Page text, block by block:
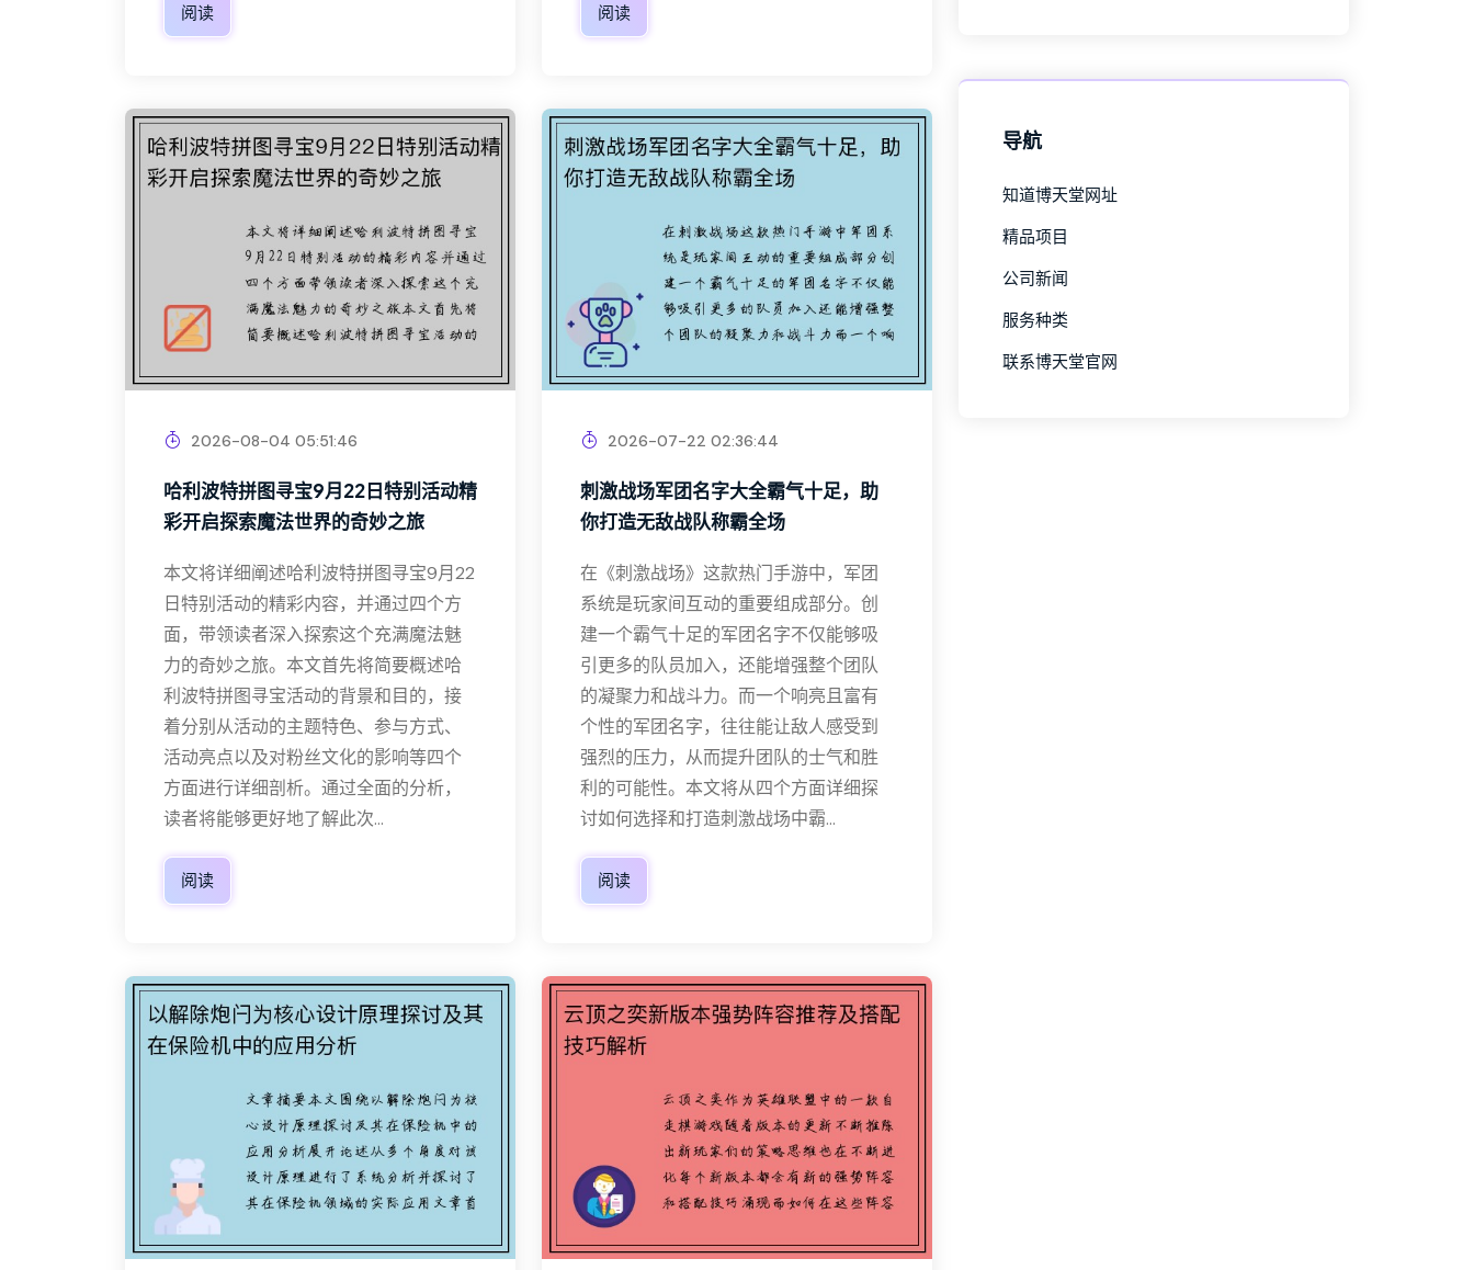
阅读 阅读
2026-08-04 05:51:46
哈利波特拼图寻宝9月22日特别活动精
彩开启探索魔法世界的奇妙之旅
本文将详细阐述哈利波特拼图寻宝9月22
日特别活动的精彩内容，并通过四个方
面，带领读者深入探索这个充满魔法魅
力的奇妙之旅。本文首先将简要概述哈
利波特拼图寻宝活动的背景和目的，接
着分别从活动的主题特色、参与方式、
活动亮点以及对粉丝文化的影响等四个
方面进行详细剖析。通过全面的分析，
读者将能够更好地了解此次...
阅读
2026-07-22 02:36:44
刺激战场军团名字大全霸气十足，助
你打造无敌战队称霸全场
在《刺激战场》这款热门手游中，军团
系统是玩家间互动的重要组成部分。创
建一个霸气十足的军团名字不仅能够吸
引更多的队员加入，还能增强整个团队
的凝聚力和战斗力。而一个响亮且富有
个性的军团名字，往往能让敌人感受到
强烈的压力，从而提升团队的士气和胜
利的可能性。本文将从四个方面详细探
讨如何选择和打造刺激战场中霸...
阅读
导航
知道博天堂网址
精品项目
公司新闻
服务种类
联系博天堂官网